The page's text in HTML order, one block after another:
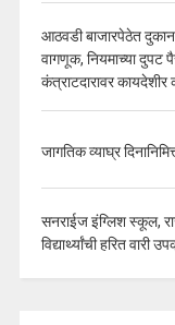
आठवडी बाजारपेठेत
वागणूक, नियमाच्या दुपट
कंत्राटदारावर कायदेशीर
जागतिक व्याघ्र
सनराईज इंग्लिश स्कूल,
विद्यार्थ्यांची हरित वारी